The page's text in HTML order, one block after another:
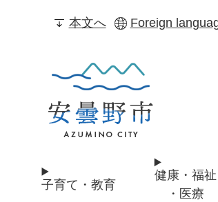
本文へ Foreign
子育て・教育
健康・福祉
・医療